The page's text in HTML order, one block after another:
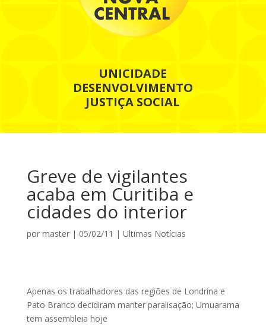
UNICIDADE
DESENVOLVIMENTO
JUSTIÇA SOCIAL
Greve de vigilantes
acaba em Curitiba e
cidades do interior
por master| 05/02/11 | Ultimas Notícias
Apenas os trabalhadores das regiões de Londrina e
Pato Branco decidiram manter paralisação; Umuarama
tem assembleia hoje